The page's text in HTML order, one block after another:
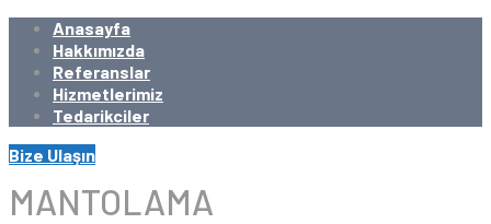
Anasayfa
Hakkımızda
Referanslar
Hizmetlerimiz
Tedarikciler
Bize Ulaşın
MANTOLAMA